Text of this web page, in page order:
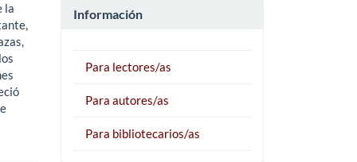
la
Información
Para lectores/as
Para autores/as
Para bibliotecarios/as